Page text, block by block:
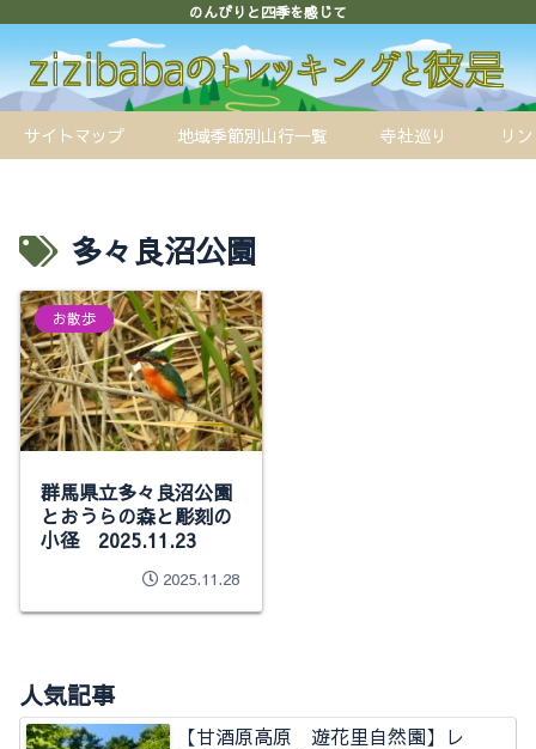
のんびりと四季を感じて
サイトマップ 地域季節別山行一覧 寺社巡り リ
多々良沼公園
お散歩
群馬県立多々良沼公園
とおうらの森と彫刻の
小径 2025.11.23
2025.11.28
人気記事
【甘酒原高原 遊花里自然園】レ